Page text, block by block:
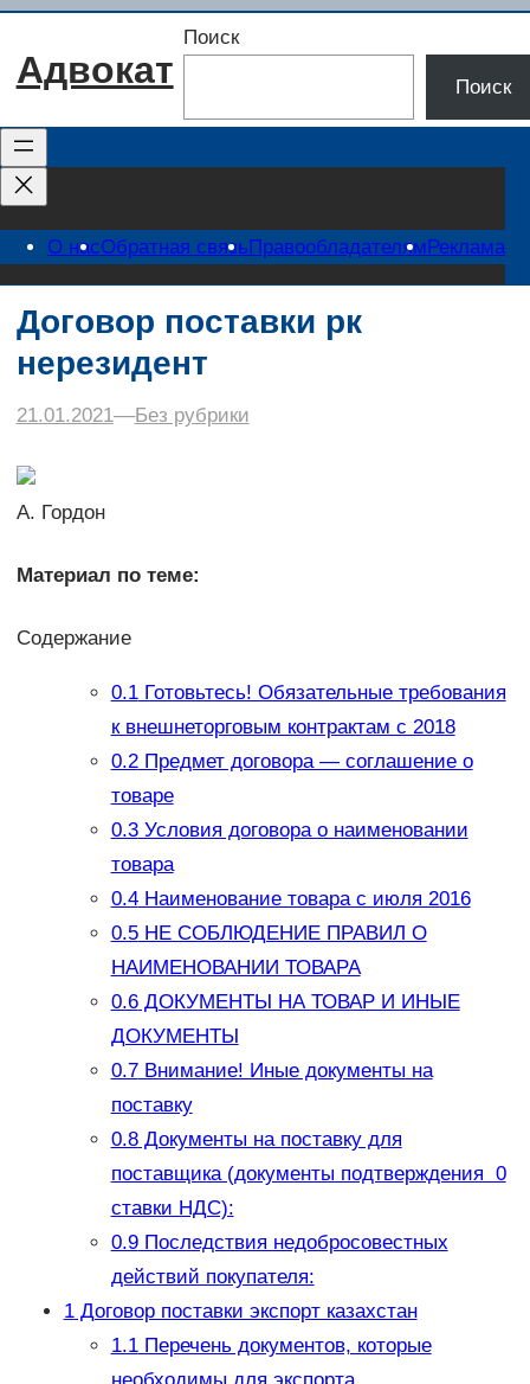
Перейти
содержимому
Адвокат
Поиск
Поиск
О насОбратная связьПравообладателямРеклама
Договор поставки рк
нерезидент
21.01.2021––Без рубрики
А. Гордон
Материал по теме:
Содержание
0.1Готовьтесь! Обязательные требования
к внешнеторговым контрактам с 2018
0.2Предмет договора — соглашение о
товаре
0.3Условия договора о наименовании
товара
0.4Наименование товара с июля 2016
0.5НЕ СОБЛЮДЕНИЕ ПРАВИЛ О
НАИМЕНОВАНИИ ТОВАРА
0.6ДОКУМЕНТЫ НА ТОВАР И ИНЫЕ
ДОКУМЕНТЫ
0.7Внимание! Иные документы на
поставку
0.8Документы на поставку для
поставщика (документы подтверждения 0
ставки НДС):
0.9Последствия недобросовестных
действий покупателя:
1Договор поставки экспорт казахстан
1.1Перечень документов, которые